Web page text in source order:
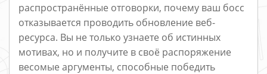
распространённые отговорки, почему ваш босс
отказывается проводить обновление веб-
ресурса. Вы не только узнаете об истинных
мотивах, но и получите в своё распоряжение
весомые аргументы, способные победить